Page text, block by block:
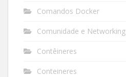
Comandos Docker
Comunidade e Networking
Contêineres
Conteineres